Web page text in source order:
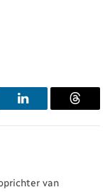
LinkedIn Threads
van